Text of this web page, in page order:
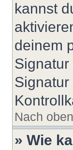
kannst
deinem
Nach oben
» Wie